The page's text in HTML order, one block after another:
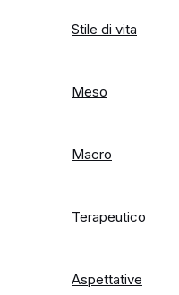
Stile di vita
Meso
Macro
Terapeutico
Aspettative